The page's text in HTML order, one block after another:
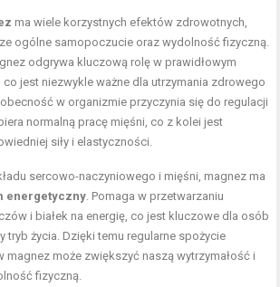
ma wiele korzystnych efektów zdrowotnych,
ogólne samopoczucie oraz wydolność fizyczną.
odgrywa kluczową rolę w prawidłowym
jest niezwykle ważne dla utrzymania zdrowego
w organizmie przyczynia się do regulacji
normalną pracę mięśni, co z kolei jest
siły i elastyczności.
sercowo-naczyniowego i mięśni, magnez ma
energetyczny. Pomaga w przetwarzaniu
i białek na energię, co jest kluczowe dla osób
tryb życia. Dzięki temu regularne spożycie
może zwiększyć naszą wytrzymałość i
fizyczną.